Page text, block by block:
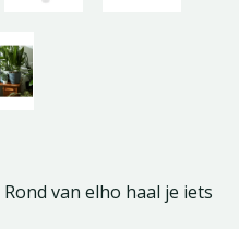
van elho haal je iets